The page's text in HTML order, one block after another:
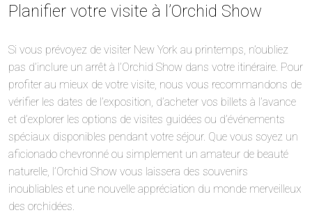
Planifier votre visite à l’Orchid Show
Si vous prévoyez de visiter New York au printemps, n’oubliez
pas d’inclure un arrêt à l’Orchid Show dans votre itinéraire. Pour
profiter au mieux de votre visite, nous vous recommandons de
vérifier les dates de l’exposition, d’acheter vos billets à l’avance
et d’explorer les options de visites guidées ou d’événements
spéciaux disponibles pendant votre séjour. Que vous soyez un
aficionado chevronné ou simplement un amateur de beauté
naturelle, l’Orchid Show vous laissera des souvenirs
inoubliables et une nouvelle appréciation du monde merveilleux
des orchidées.